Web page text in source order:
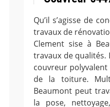
Qu’il s’agisse de
travaux de
Clement sise à
travaux de qualités.
couvreur
de la toiture.
Beaumont peut
la pose,